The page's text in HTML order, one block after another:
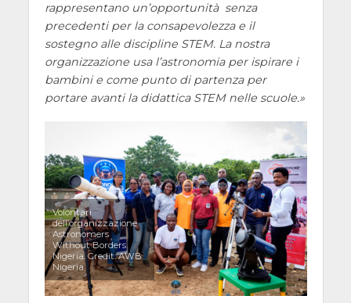
rappresentano un’opportunità senza
precedenti per la consapevolezza e il
sostegno alle discipline STEM. La nostra
organizzazione usa l’astronomia per ispirare i
bambini e come punto di partenza per
portare avanti la didattica STEM nelle scuole.
Volontari
dell’organizzazione
Astronomers
Without Borders
Nigeria. Credit: AWB
Nigeria